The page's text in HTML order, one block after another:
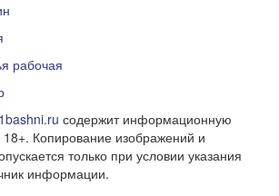
рабочая
содержит информационную
18+. Копирование изображений и
только при условии указания
информации.